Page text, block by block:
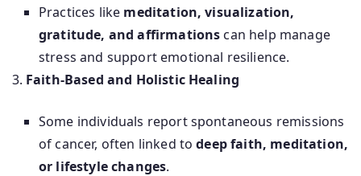
Practices like meditation, visualization,
gratitude, and affirmations can help manage
stress and support emotional resilience.
Faith-Based and Holistic Healing
Some individuals report spontaneous remissions
of cancer, often linked todeep faith, meditation,
or lifestyle changes.